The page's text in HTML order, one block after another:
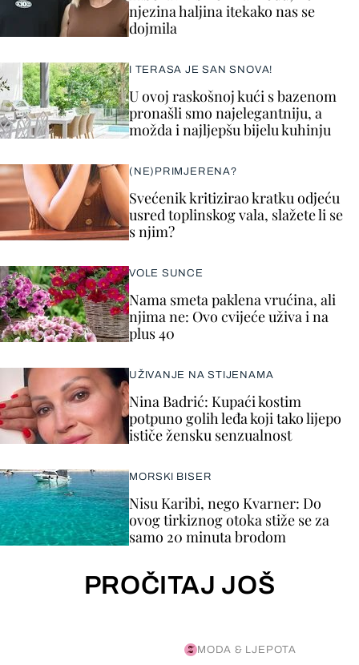
njezina haljina itekako nas se
dojmila
I TERASA JE SAN SNOVA!
U ovoj raskošnoj kući s bazenom
pronašli smo najelegantniju, a
možda i najljepšu bijelu kuhinju
(NE)PRIMJERENA?
Svećenik kritizirao kratku odjeću
usred toplinskog vala, slažete li se
s njim?
VOLE SUNCE
Nama smeta paklena vrućina, ali
njima ne: Ovo cvijeće uživa i na
plus 40
UŽIVANJE NA STIJENAMA
Nina Badrić: Kupaći kostim
potpuno golih leđa koji tako lijepo
ističe žensku senzualnost
MORSKI BISER
Nisu Karibi, nego Kvarner: Do
ovog tirkiznog otoka stiže se za
samo 20 minuta brodom
PROČITAJ JOŠ
MODA & LJEPOTA